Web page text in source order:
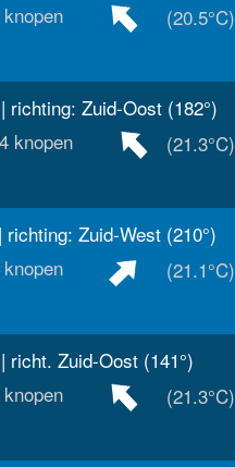
(20.5°C)
Zuid-Oost (182°)
knopen
(21.3°C)
Zuid-West (210°)
(21.1°C)
Zuid-Oost (141°)
(21.3°C)